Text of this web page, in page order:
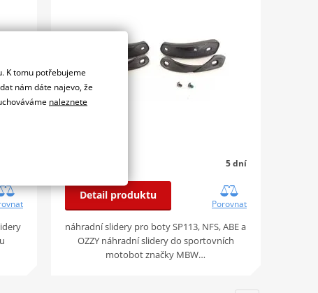
5 dní
Detail produktu
Porovnat
náhradní slidery pro boty SP113, NFS, ABE a
OZZY náhradní slidery do sportovních
motobot značky MBW…
K tomu potřebujeme
nám dáte najevo, že
naleznete